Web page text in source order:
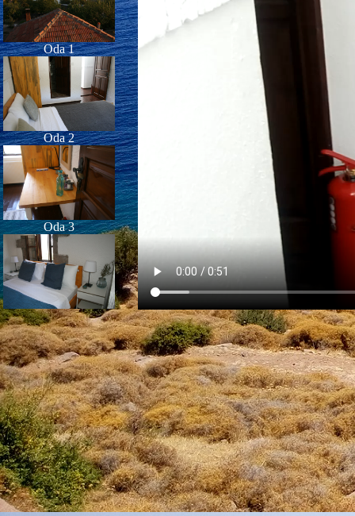
Oda 1
Oda 2
Oda 3